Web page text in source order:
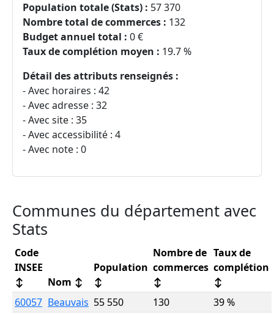
Population totale (Stats) : 57 370
Nombre total de commerces : 132
Budget annuel total : 0 €
Taux de complétion moyen : 19.7 %
Détail des attributs renseignés :
- Avec horaires : 42
- Avec adresse : 32
- Avec site : 35
- Avec accessibilité : 4
- Avec note : 0
Communes du département avec
Stats
Code
INSEE
↕
Nom ↕
Population
↕
Nombre de
commerces
↕
Taux de
complétion
↕
60057 Beauvais 55 550 130 39 %